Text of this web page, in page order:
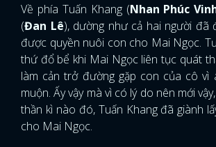
Về phía Tuấn Khang (Nhan Phúc
(Đan Lê), dường như cả hai người đã
được quyền nuôi con cho Mai Ngọc.
thứ đổ bể khi Mai Ngọc liên tục quát
làm cản trở đường gặp con của cô vì
muộn. Ấy vậy mà vì có lý do nên mới
thần kì nào đó, Tuấn Khang đã giành
cho Mai Ngọc.